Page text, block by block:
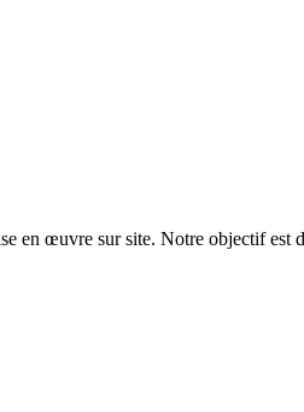
en œuvre sur site. Notre objectif est